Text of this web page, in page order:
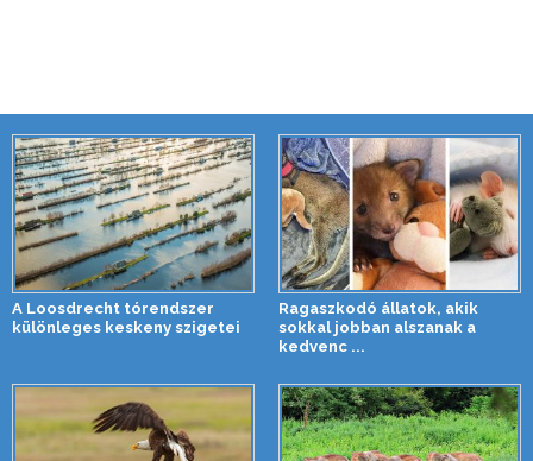
A Loosdrecht tórendszer
különleges keskeny szigetei
Ragaszkodó állatok, akik
sokkal jobban alszanak a
kedvenc ...